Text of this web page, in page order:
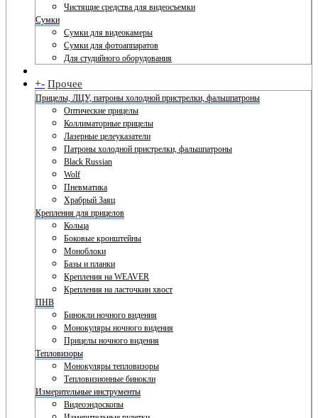
Чистящие средства для видеосъемки
Сумки
Сумки для видеокамеры
Сумки для фотоаппаратов
Для студийного оборудования
+- Прочее
Прицелы, ЛЦУ, патроны холодной пристрелки, фальшпатроны
Оптические прицелы
Коллиматорные прицелы
Лазерные целеуказатели
Патроны холодной пристрелки, фальшпатроны
Black Russian
Wolf
Пневматика
Храбрый Заяц
Крепления для прицелов
Кольца
Боковые кронштейны
Моноблоки
Базы и планки
Крепления на WEAVER
Крепления на ласточкин хвост
ПНВ
Бинокли ночного видения
Монокуляры ночного видения
Прицелы ночного видения
Тепловизоры
Монокуляры тепловизоры
Тепловизионные бинокли
Измерительные инструменты
Видеоэндоскопы